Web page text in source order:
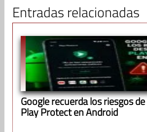
Entradas relacionadas
Google recuerda los riesgos
Play Protect en Android